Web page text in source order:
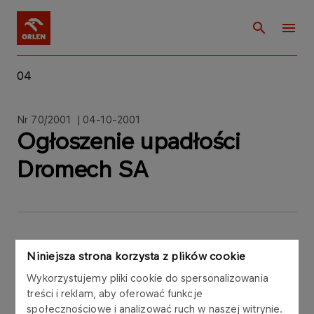
Niniejsza strona korzysta z plików cookie
Wykorzystujemy pliki cookie do spersonalizowania
treści i reklam, aby oferować funkcje
społecznościowe i analizować ruch w naszej witrynie.
04
Nr 70/2001 | 04-10-2001
Ogłoszenie upadłości
Dromech SA
Zarząd Polskiego Koncernu Naftowego ORLEN
Spółka Akcyjna informuje, że w dniu 4
października 2001 roku Sąd Rejonowy dla m. st.
Warszawy, Sąd Gospodarczy XVII Wydział